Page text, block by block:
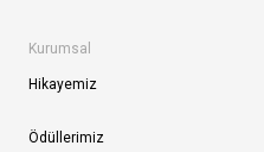
Kurumsal
Hikayemiz
Ödüllerimiz